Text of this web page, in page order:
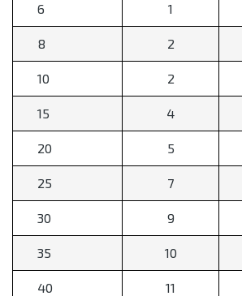
6 1
8 2
10 2
15 4
20 5
25 7
30 9
35 10
40 11